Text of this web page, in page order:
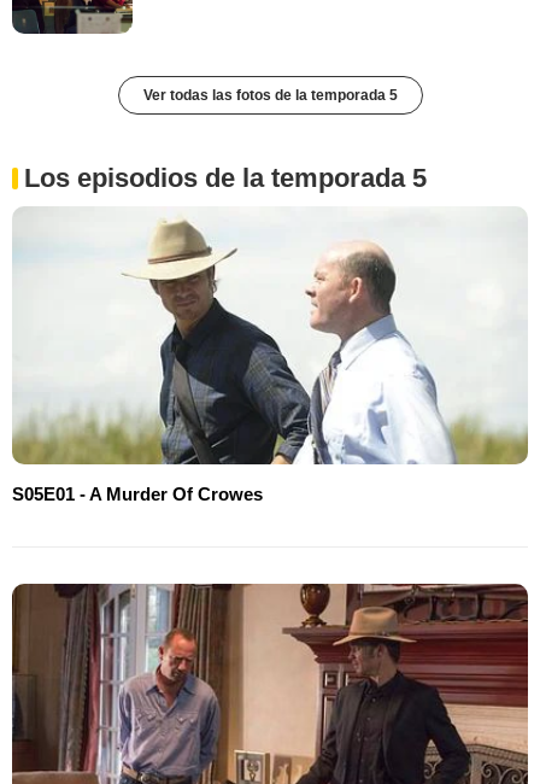
Ver todas las fotos de la temporada 5
Los episodios de la temporada 5
S05E01 - A Murder Of Crowes